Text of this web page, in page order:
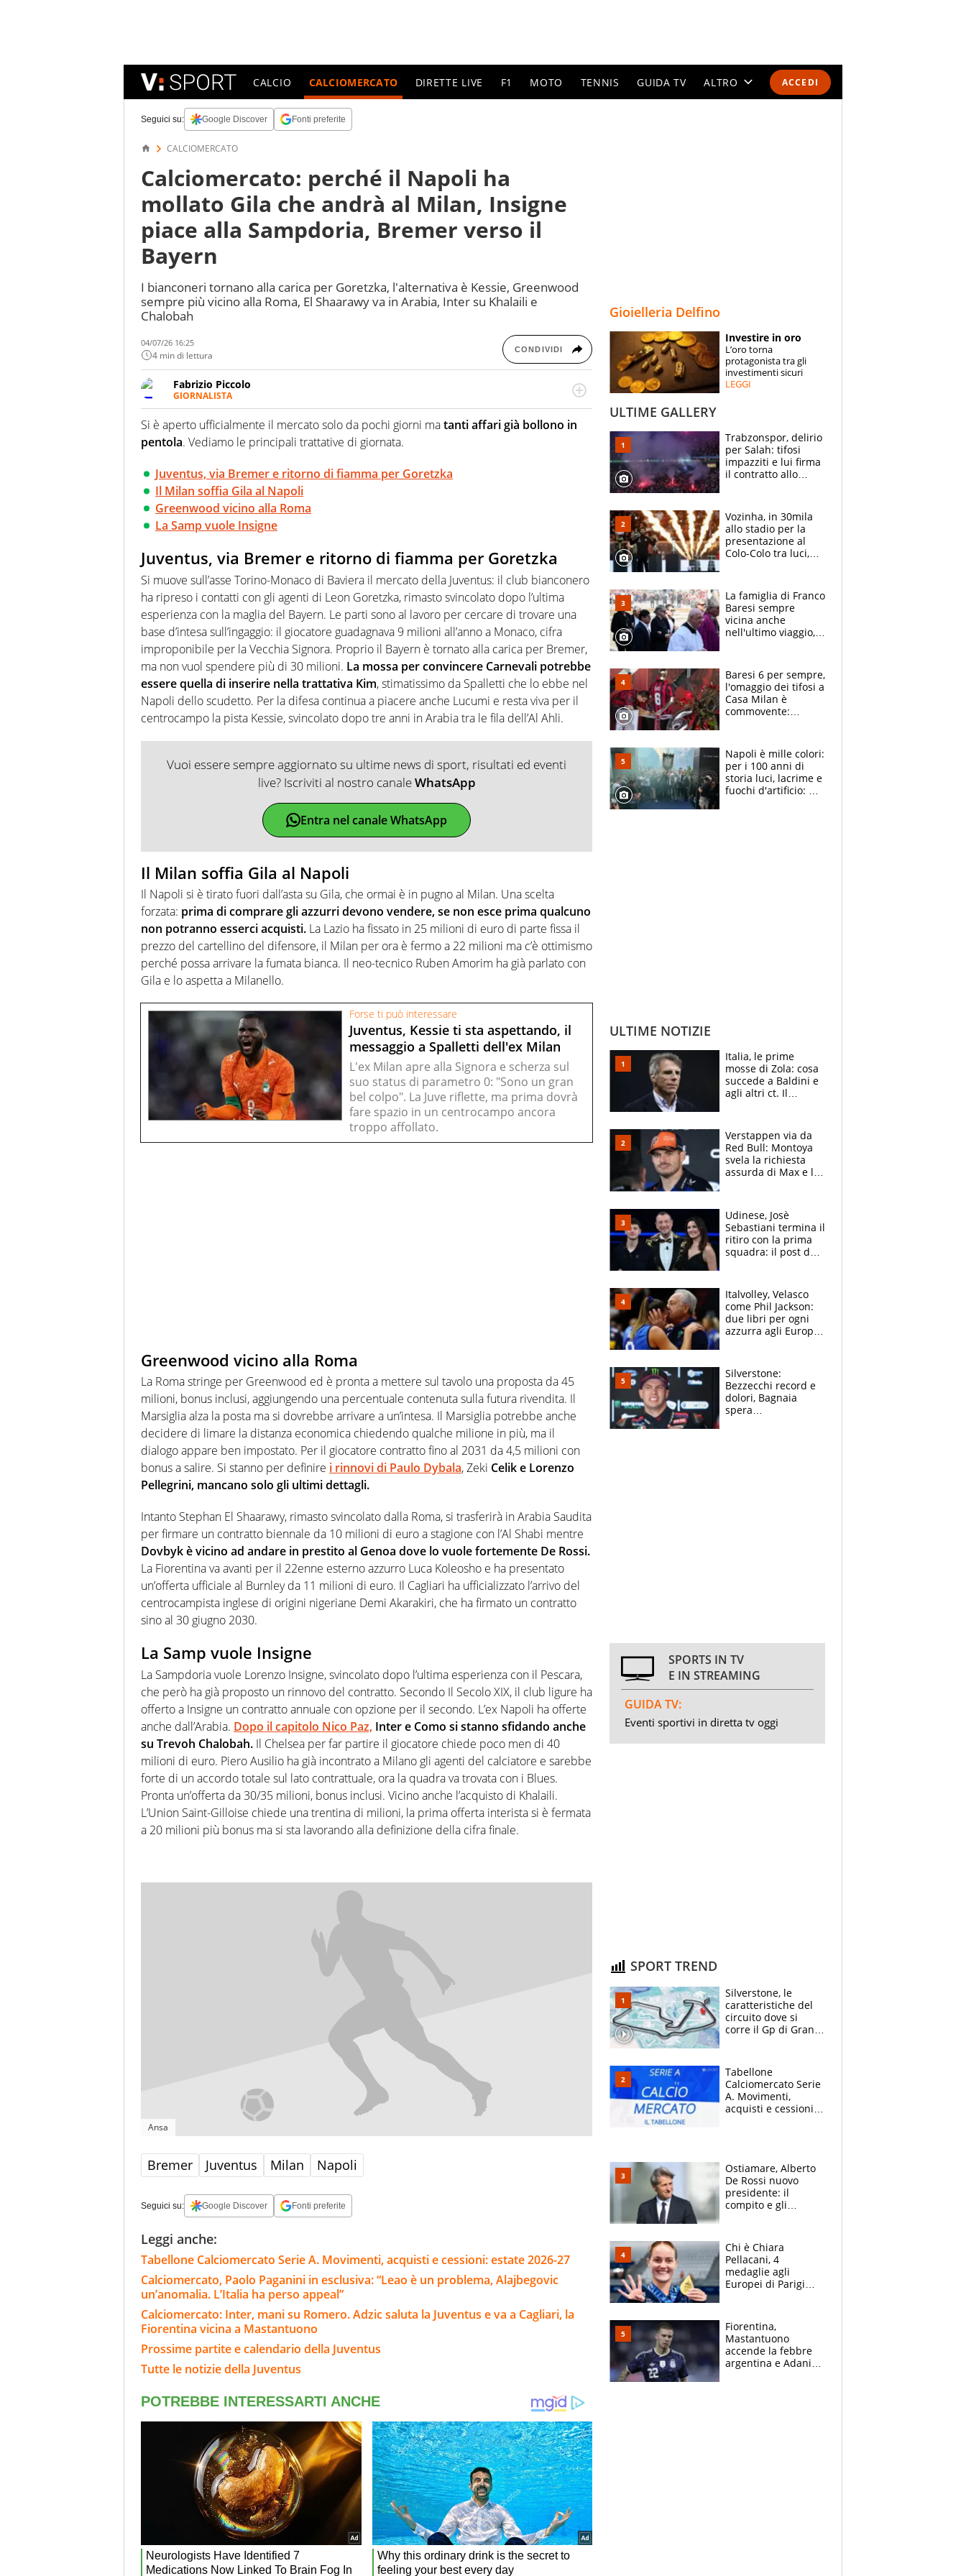
ACCEDI
CALCIO CALCIOMERCATO DIRETTE LIVE F1 MOTO TENNIS GUIDA TV ALTRO
SPECIALI
ESPERTI
Seguici su: Google Discover Fonti preferite
CALCIOMERCATO
Calciomercato: perché il Napoli ha
mollato Gila che andrà al Milan, Insigne
piace alla Sampdoria, Bremer verso il
Bayern
I bianconeri tornano alla carica per Goretzka, l'alternativa è Kessie, Greenwood
sempre più vicino alla Roma, El Shaarawy va in Arabia, Inter su Khalaili e
Chalobah
04/07/26 16:25
4 min di lettura CONDIVIDI
Fabrizio Piccolo
GIORNALISTA
Nella sua carriera ha seguito numerose manifestazioni sportive e collaborato con
agenzie e testate. Esperienza, competenza, conoscenza e memoria storica. Si occupa
prevalentemente di calcio
Si è aperto ufficialmente il mercato solo da pochi giorni matanti affari già bollono in
pentola. Vediamo le principali trattative di giornata.
Juventus, via Bremer e ritorno di fiamma per Goretzka
Il Milan soffia Gila al Napoli
Greenwood vicino alla Roma
La Samp vuole Insigne
Juventus, via Bremer e ritorno di fiamma per Goretzka
Si muove sull’asse Torino-Monaco di Baviera il mercato della Juventus: il club bianconero
ha ripreso i contatti con gli agenti di Leon Goretzka, rimasto svincolato dopo l’ultima
esperienza con la maglia del Bayern. Le parti sono al lavoro per cercare di trovare una
base d’intesa sull’ingaggio: il giocatore guadagnava 9 milioni all’anno a Monaco, cifra
improponibile per la Vecchia Signora. Proprio il Bayern è tornato alla carica per Bremer,
ma non vuol spendere più di 30 milioni. La mossa per convincere Carnevali potrebbe
essere quella di inserire nella trattativa Kim, stimatissimo da Spalletti che lo ebbe nel
Napoli dello scudetto. Per la difesa continua a piacere anche Lucumi e resta viva per il
centrocampo la pista Kessie, svincolato dopo tre anni in Arabia tra le fila dell’Al Ahli.
Vuoi essere sempre aggiornato su ultime news di sport, risultati ed eventi
live? Iscriviti al nostro canaleWhatsApp
Entra nel canale WhatsApp
Il Milan soffia Gila al Napoli
Il Napoli si è tirato fuori dall’asta su Gila, che ormai è in pugno al Milan. Una scelta
forzata: prima di comprare gli azzurri devono vendere, se non esce prima qualcuno
non potranno esserci acquisti. La Lazio ha fissato in 25 milioni di euro di parte fissa il
prezzo del cartellino del difensore, il Milan per ora è fermo a 22 milioni ma c’è ottimismo
perché possa arrivare la fumata bianca. Il neo-tecnico Ruben Amorim ha già parlato con
Gila e lo aspetta a Milanello.
Forse ti può interessare
Juventus, Kessie ti sta aspettando, il
messaggio a Spalletti dell'ex Milan
L'ex Milan apre alla Signora e scherza sul
suo status di parametro 0: "Sono un gran
bel colpo". La Juve riflette, ma prima dovrà
fare spazio in un centrocampo ancora
troppo affollato.
Greenwood vicino alla Roma
La Roma stringe per Greenwood ed è pronta a mettere sul tavolo una proposta da 45
milioni, bonus inclusi, aggiungendo una percentuale contenuta sulla futura rivendita. Il
Marsiglia alza la posta ma si dovrebbe arrivare a un’intesa. Il Marsiglia potrebbe anche
decidere di limare la distanza economica chiedendo qualche milione in più, ma il
dialogo appare ben impostato. Per il giocatore contratto fino al 2031 da 4,5 milioni con
bonus a salire. Si stanno per definire i rinnovi di Paulo Dybala, Zeki Celik e Lorenzo
Pellegrini, mancano solo gli ultimi dettagli.
Intanto Stephan El Shaarawy, rimasto svincolato dalla Roma, si trasferirà in Arabia Saudita
per firmare un contratto biennale da 10 milioni di euro a stagione con l’Al Shabi mentre
Dovbyk è vicino ad andare in prestito al Genoa dove lo vuole fortemente De Rossi.
La Fiorentina va avanti per il 22enne esterno azzurro Luca Koleosho e ha presentato
un’offerta ufficiale al Burnley da 11 milioni di euro. Il Cagliari ha ufficializzato l’arrivo del
centrocampista inglese di origini nigeriane Demi Akarakiri, che ha firmato un contratto
sino al 30 giugno 2030.
La Samp vuole Insigne
La Sampdoria vuole Lorenzo Insigne, svincolato dopo l’ultima esperienza con il Pescara,
che però ha già proposto un rinnovo del contratto. Secondo Il Secolo XIX, il club ligure ha
offerto a Insigne un contratto annuale con opzione per il secondo. L’ex Napoli ha offerte
anche dall’Arabia. Dopo il capitolo Nico Paz, Inter e Como si stanno sfidando anche
su Trevoh Chalobah. Il Chelsea per far partire il giocatore chiede poco men di 40
milioni di euro. Piero Ausilio ha già incontrato a Milano gli agenti del calciatore e sarebbe
forte di un accordo totale sul lato contrattuale, ora la quadra va trovata con i Blues.
Pronta un’offerta da 30/35 milioni, bonus inclusi. Vicino anche l’acquisto di Khalaili.
L’Union Saint-Gilloise chiede una trentina di milioni, la prima offerta interista si è fermata
a 20 milioni più bonus ma si sta lavorando alla definizione della cifra finale.
Ansa
Bremer Juventus Milan Napoli
Seguici su: Google Discover Fonti preferite
Leggi anche:
Tabellone Calciomercato Serie A. Movimenti, acquisti e cessioni: estate 2026-27
Calciomercato, Paolo Paganini in esclusiva: “Leao è un problema, Alajbegovic
un’anomalia. L’Italia ha perso appeal”
Calciomercato: Inter, mani su Romero. Adzic saluta la Juventus e va a Cagliari, la
Fiorentina vicina a Mastantuono
Prossime partite e calendario della Juventus
Tutte le notizie della Juventus
Gioielleria Delfino
Investire in oro
L’oro torna
protagonista tra gli
investimenti sicuri
LEGGI
ULTIME GALLERY
Trabzonspor, delirio
per Salah: tifosi
impazziti e lui firma
il contratto allo
Vozinha, in 30mila
allo stadio per la
presentazione al
Colo-Colo tra luci,
La famiglia di Franco
Baresi sempre
vicina anche
nell'ultimo viaggio,
circondati
dall'affetto dei tifosi
Baresi 6 per sempre,
l'omaggio dei tifosi a
Casa Milan è
commovente:
bigliettini
Napoli è mille colori:
per i 100 anni di
storia luci, lacrime e
fuochi d'artificio: De
ULTIME NOTIZIE
Italia, le prime
mosse di Zola: cosa
succede a Baldini e
agli altri ct. Il
azzurri
Verstappen via da
Red Bull: Montoya
svela la richiesta
assurda di Max e lo
McLaren siano
meglio?”
Udinese, Josè
Sebastiani termina il
ritiro con la prima
squadra: il post del
sfondo
Italvolley, Velasco
come Phil Jackson:
due libri per ogni
azzurra agli Europei.
Silverstone:
Bezzecchi record e
dolori, Bagnaia
spera
SPORTS IN TV
E IN STREAMING
GUIDA TV:
Eventi sportivi in diretta tv oggi
SPORT TREND
Silverstone, le
caratteristiche del
circuito dove si
corre il Gp di Gran
Tabellone
Calciomercato Serie
A. Movimenti,
acquisti e cessioni:
Ostiamare, Alberto
De Rossi nuovo
presidente: il
compito e gli
Chi è Chiara
Pellacani, 4
medaglie agli
Europei di Parigi
giornalista, mamma
insegnante e il
fratello calciatore
Fiorentina,
Mastantuono
accende la febbre
argentina e Adani